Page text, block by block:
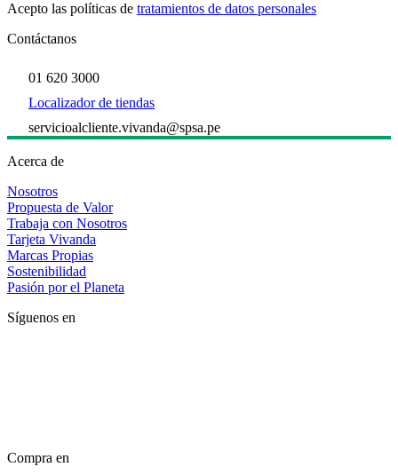
Acepto las políticas de tratamientos de datos personales
Contáctanos
01 620 3000
Localizador de tiendas
servicioalcliente.vivanda@spsa.pe
Acerca de
Nosotros
Propuesta de Valor
Trabaja con Nosotros
Tarjeta Vivanda
Marcas Propias
Sostenibilidad
Pasión por el Planeta
Síguenos en
Compra en